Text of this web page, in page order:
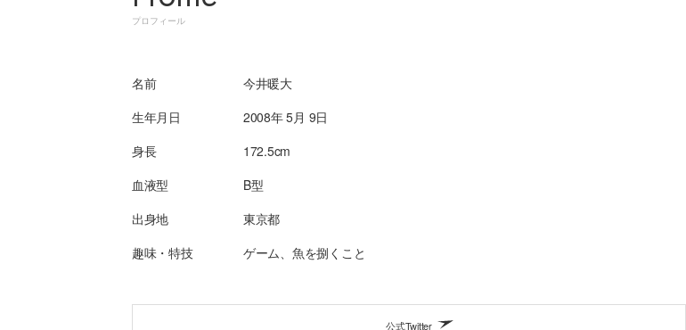
プロフィール
名前
今井暖大
生年月日
2008年 5月 9日
身長
172.5cm
血液型
B型
出身地
東京都
趣味・特技
ゲーム、魚を捌くこと
公式Twitter